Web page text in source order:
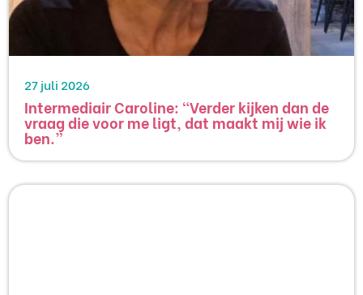
27 juli 2026
Intermediair Caroline: “Verder kijken dan de
vraag die voor me ligt, dat maakt mij wie ik
ben.”